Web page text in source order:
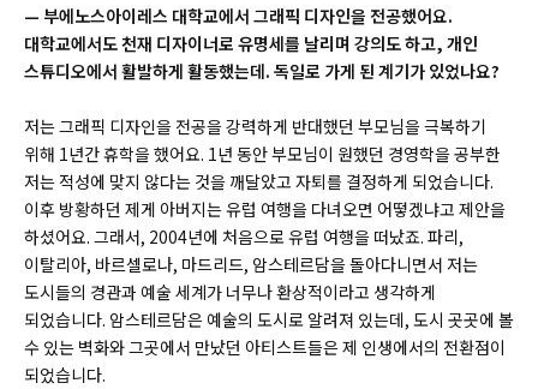
— 부에노스아이레스 대학교에서 그래픽 디자인을 전공했어요.
대학교에서도 천재 디자이너로 유명세를 날리며 강의도 하고, 개인
스튜디오에서 활발하게 활동했는데. 독일로 가게 된 계기가 있었나요?
저는 그래픽 디자인을 전공을 강력하게 반대했던 부모님을 극복하기
위해 1년간 휴학을 했어요. 1년 동안 부모님이 원했던 경영학을 공부한
저는 적성에 맞지 않다는 것을 깨달았고 자퇴를 결정하게 되었습니다.
이후 방황하던 제게 아버지는 유럽 여행을 다녀오면 어떻겠냐고 제안을
하셨어요. 그래서, 2004년에 처음으로 유럽 여행을 떠났죠. 파리,
이탈리아, 바르셀로나, 마드리드, 암스테르담을 돌아다니면서 저는
도시들의 경관과 예술 세계가 너무나 환상적이라고 생각하게
되었습니다. 암스테르담은 예술의 도시로 알려져 있는데, 도시 곳곳에 볼
수 있는 벽화와 그곳에서 만났던 아티스트들은 제 인생에서의 전환점이
되었습니다.